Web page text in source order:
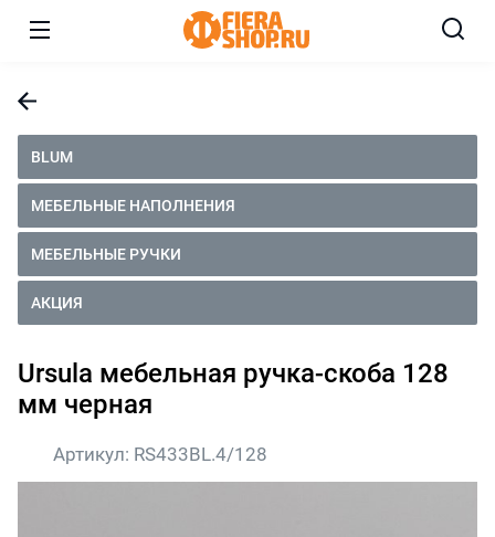
BLUM
МЕБЕЛЬНЫЕ НАПОЛНЕНИЯ
МЕБЕЛЬНЫЕ РУЧКИ
АКЦИЯ
Ursula мебельная ручка-скоба 128
мм черная
Артикул: RS433BL.4/128